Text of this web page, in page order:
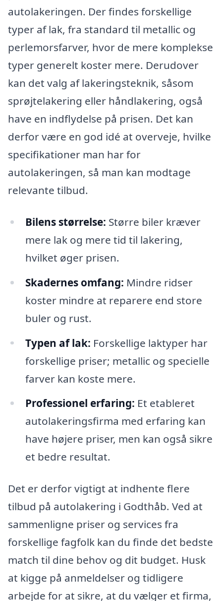
autolakeringen. Der findes forskellige
typer af lak, fra standard til metallic og
perlemorsfarver, hvor de mere komplekse
typer generelt koster mere. Derudover
kan det valg af lakeringsteknik, såsom
sprøjtelakering eller håndlakering, også
have en indflydelse på prisen. Det kan
derfor være en god idé at overveje, hvilke
specifikationer man har for
autolakeringen, så man kan modtage
relevante tilbud.
Bilens størrelse: Større biler kræver
mere lak og mere tid til lakering,
hvilket øger prisen.
Skadernes omfang: Mindre ridser
koster mindre at reparere end store
buler og rust.
Typen af lak: Forskellige laktyper har
forskellige priser; metallic og specielle
farver kan koste mere.
Professionel erfaring: Et etableret
autolakeringsfirma med erfaring kan
have højere priser, men kan også sikre
et bedre resultat.
Det er derfor vigtigt at indhente flere
tilbud på autolakering i Godthåb. Ved at
sammenligne priser og services fra
forskellige fagfolk kan du finde det bedste
match til dine behov og dit budget. Husk
at kigge på anmeldelser og tidligere
arbejde for at sikre, at du vælger et firma,